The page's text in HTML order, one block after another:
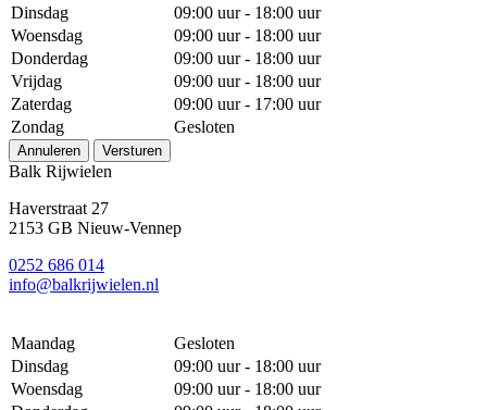
Dinsdag
09:00 uur - 18:00 uur
Woensdag
09:00 uur - 18:00 uur
Donderdag
09:00 uur - 18:00 uur
Vrijdag
09:00 uur - 18:00 uur
Zaterdag
09:00 uur - 17:00 uur
Zondag
Gesloten
Annuleren Versturen
Balk Rijwielen
Haverstraat 27
2153 GB Nieuw-Vennep
0252 686 014
info@balkrijwielen.nl
Maandag
Gesloten
Dinsdag
09:00 uur - 18:00 uur
Woensdag
09:00 uur - 18:00 uur